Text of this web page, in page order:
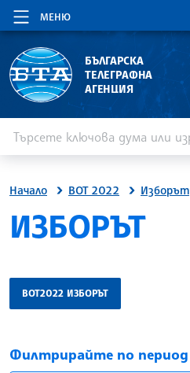
МЕНЮ
БЪЛГАРСКА
ТЕЛЕГРАФНА
АГЕНЦИЯ
Начало ВОТ 2022 Изборът
ИЗБОРЪТ
ВОТ2022 ИЗБОРЪТ
Филтрирайте по период